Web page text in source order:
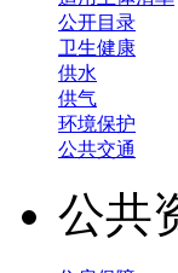
公开目录
卫生健康
供水
供气
环境保护
公共交通
公共